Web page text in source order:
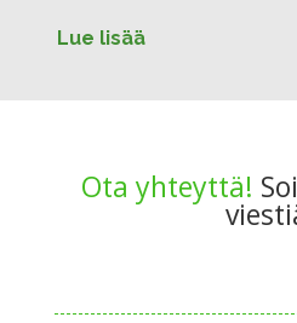
Lue lisää
Ota yhteyttä!